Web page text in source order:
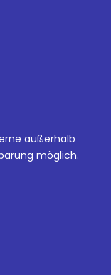
außerhalb
möglich.